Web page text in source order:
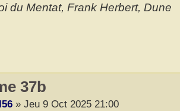
du Mentat, Frank Herbert, Dune
37b
» Jeu 9 Oct 2025 21:00